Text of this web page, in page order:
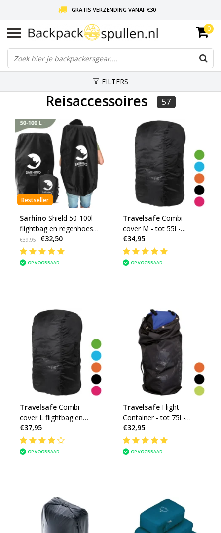
GRATIS VERZENDING VANAF €30
LIEFDE VOOR BACKPACKEN!
30 DAGEN GRATIS RETOUR
0
FILTERS
Reisaccessoires 57
Bestseller
Sarhino Shield 50-100l
flightbag en regenhoes -
zwart
€39,95 €32,50
OP VOORRAAD
Travelsafe Combi
cover M - tot 55l -
backpack flightbag &
regenhoes
€34,95
OP VOORRAAD
Travelsafe Combi
cover L flightbag en
regenhoes voor
backpacks 55 tot 100l
€37,95
OP VOORRAAD
Travelsafe Flight
Container - tot 75l -
flightbag voor
backpacks
€32,95
OP VOORRAAD